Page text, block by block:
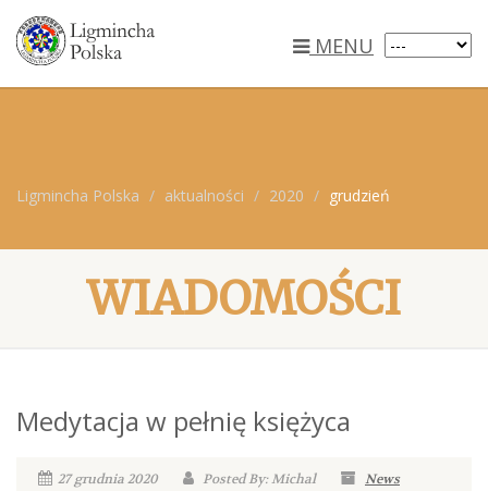
MENU
Ligmincha Polska aktualności 2020 grudzień
WIADOMOŚCI
Medytacja w pełnię księżyca
27 grudnia 2020 Posted By: Michal
News